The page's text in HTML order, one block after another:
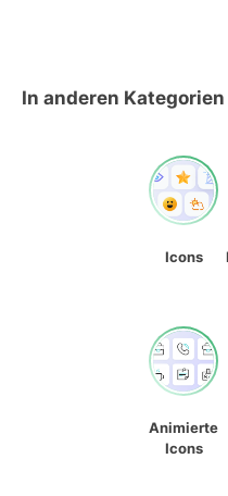
In anderen
Icons
Animierte
Icons